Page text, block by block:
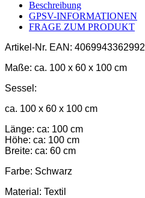
Beschreibung
GPSV-INFORMATIONEN
FRAGE ZUM PRODUKT
Artikel-Nr. EAN: 4069943362992
Maße: ca. 100 x 60 x 100 cm
Sessel:
ca. 100 x 60 x 100 cm
Länge: ca: 100 cm
Höhe: ca: 100 cm
Breite: ca: 60 cm
Farbe: Schwarz
Material: Textil